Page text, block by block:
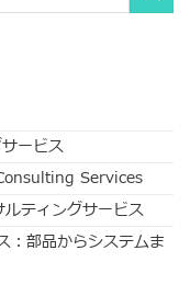
ービス
Services
ティングサービス
：部品からシステムま